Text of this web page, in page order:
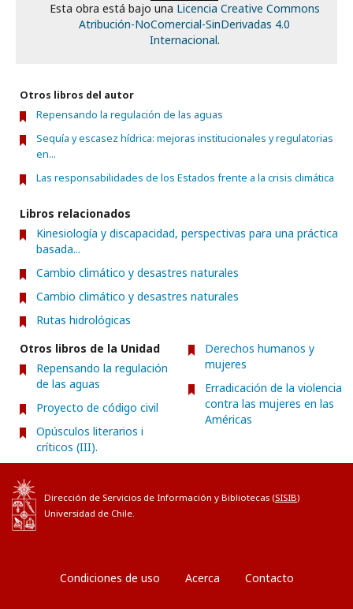
Esta obra está bajo una Licencia Creative Commons
Atribución-NoComercial-SinDerivadas 4.0
Internacional.
Otros libros del autor
Repensando la regulación de las aguas
Sequía y escasez hídrica: mejoras institucionales y regulatorias
en...
Las responsabilidades de los Estados frente a la crisis climática
Libros relacionados
Kinesiología y discapacidad, perspectivas para una práctica
basada...
Cambio climático y desastres naturales
Cambio climático y desastres naturales
Rutas hidrológicas
Otros libros de la Unidad
Repensando la regulación
de las aguas
Proyecto de código civil
Opúsculos literarios i
críticos (III).
Derechos humanos y
mujeres
Erradicación de la violencia
contra las mujeres en las
Américas
Dirección de Servicios de Información y Bibliotecas (SISIB)
Universidad de Chile.
Condiciones de uso Acerca Contacto